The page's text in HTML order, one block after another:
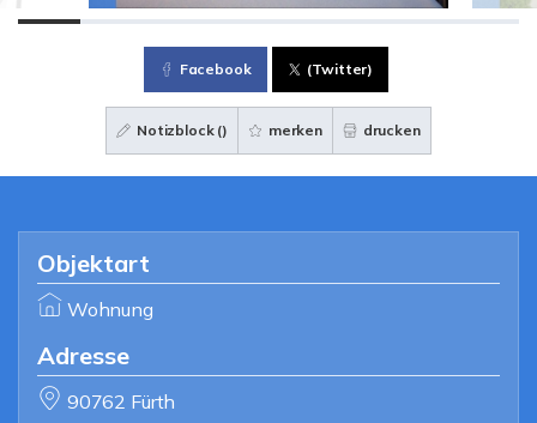
Facebook (Twitter)
Notizblock () merken drucken
Objektart
Wohnung
Adresse
90762 Fürth